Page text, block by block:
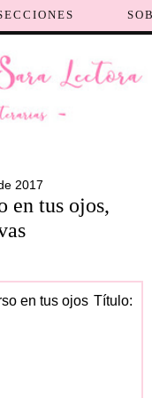
2017
en tus ojos,
Título: